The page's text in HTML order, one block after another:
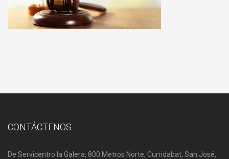
CONTÁCTENOS
De Servicentro la Galera, 800 Metros Norte, Curridabat, San José,